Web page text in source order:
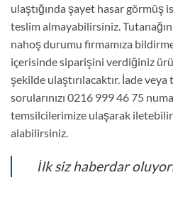
ulaştığında şayet hasar
teslim almayabilirsiniz.
nahoş durumu firmamıza
içerisinde siparişini verdiğiniz
şekilde ulaştırılacaktır. İade
sorularınızı 0216 999 46 75
temsilcilerimize ulaşarak iletebilir
alabilirsiniz.
İlk siz haberdar